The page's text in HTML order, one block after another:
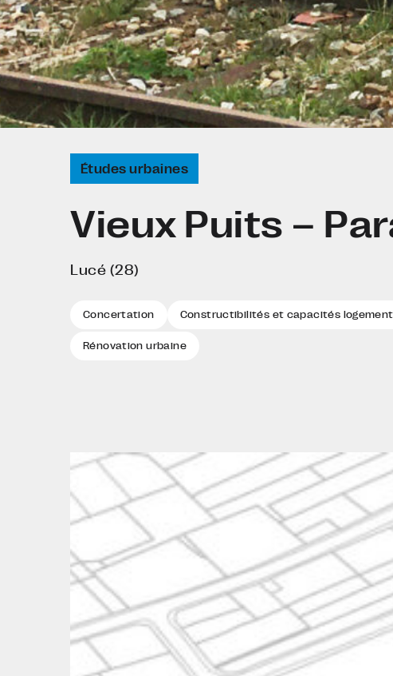
Études urbaines
Vieux Puits –
Lucé (28)
Concertation Constructibilités et capacités
Rénovation urbaine